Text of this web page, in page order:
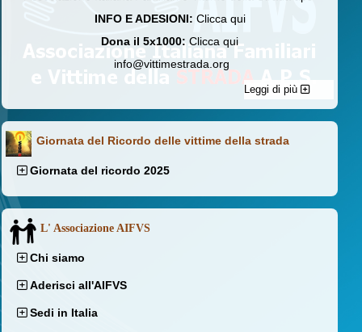
INFO E ADESIONI: Clicca qui
Dona il 5x1000:Clicca qui
info@vittimestrada.org
Leggi di più
Giornata del Ricordo delle vittime della strada
Giornata del ricordo 2025
L' Associazione AIFVS
Chi siamo
Aderisci all'AIFVS
Sedi in Italia